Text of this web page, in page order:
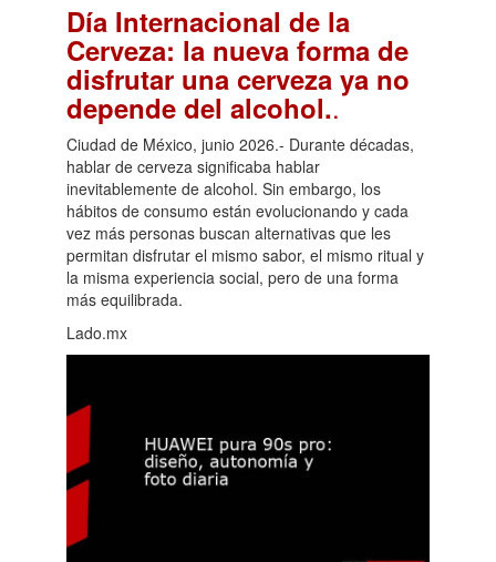
Día Internacional de la
Cerveza: la nueva forma de
disfrutar una cerveza ya no
depende del alcohol..
Ciudad de México, junio 2026.- Durante décadas,
hablar de cerveza significaba hablar
inevitablemente de alcohol. Sin embargo, los
hábitos de consumo están evolucionando y cada
vez más personas buscan alternativas que les
permitan disfrutar el mismo sabor, el mismo ritual y
la misma experiencia social, pero de una forma
más equilibrada.
Lado.mx